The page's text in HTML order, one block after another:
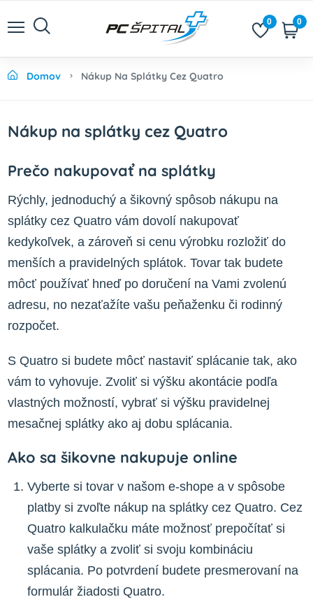
0 0
Domov Nákup Na Splátky Cez Quatro
Nákup na splátky cez Quatro
Prečo nakupovať na splátky
Rýchly, jednoduchý a šikovný spôsob nákupu na
splátky cez Quatro vám dovolí nakupovať
kedykoľvek, a zároveň si cenu výrobku rozložiť do
menších a pravidelných splátok. Tovar tak budete
môcť používať hneď po doručení na Vami zvolenú
adresu, no nezaťažíte vašu peňaženku či rodinný
rozpočet.
S Quatro si budete môcť nastaviť splácanie tak, ako
vám to vyhovuje. Zvoliť si výšku akontácie podľa
vlastných možností, vybrať si výšku pravidelnej
mesačnej splátky ako aj dobu splácania.
Ako sa šikovne nakupuje online
Vyberte si tovar v našom e-shope a v spôsobe
platby si zvoľte nákup na splátky cez Quatro. Cez
Quatro kalkulačku máte možnosť prepočítať si
vaše splátky a zvoliť si svoju kombináciu
splácania. Po potvrdení budete presmerovaní na
formulár žiadosti Quatro.